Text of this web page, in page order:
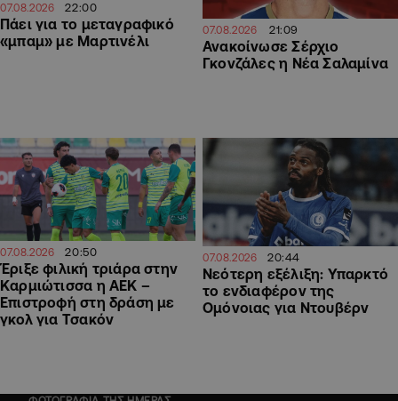
07.08.2026 22:00
Πάει για το μεταγραφικό
«μπαμ» με Μαρτινέλι
07.08.2026 21:09
Ανακοίνωσε Σέρχιο
Γκονζάλες η Νέα Σαλαμίνα
07.08.2026 20:50
Έριξε φιλική τριάρα στην
Καρμιώτισσα η ΑΕΚ –
Επιστροφή στη δράση με
γκολ για Τσακόν
07.08.2026 20:44
Νεότερη εξέλιξη: Υπαρκτό
το ενδιαφέρον της
Ομόνοιας για Ντουβέρν